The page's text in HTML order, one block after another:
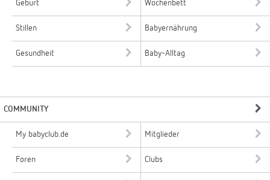
Geburt Wochenbett
Stillen Babyernährung
Gesundheit Baby-Alltag
COMMUNITY
My babyclub.de Mitglieder
Foren Clubs